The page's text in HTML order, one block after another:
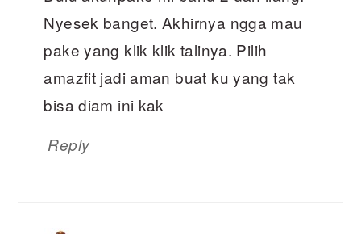
Nyesek banget. Akhirnya ngga mau
pake yang klik klik talinya. Pilih
amazfit jadi aman buat ku yang tak
bisa diam ini kak
Reply